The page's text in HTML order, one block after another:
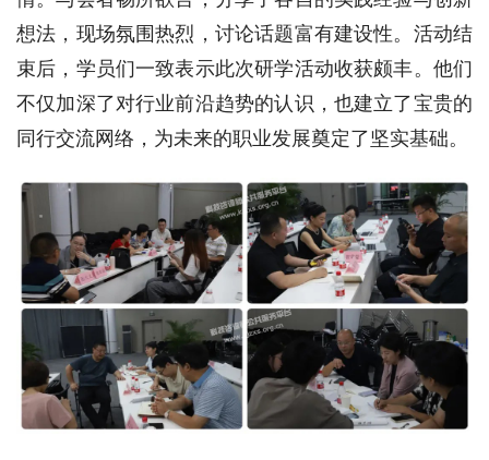
想法，现场氛围热烈，讨论话题富有建设性。活动结
束后，学员们一致表示此次研学活动收获颇丰。他们
不仅加深了对行业前沿趋势的认识，也建立了宝贵的
同行交流网络，为未来的职业发展奠定了坚实基础。